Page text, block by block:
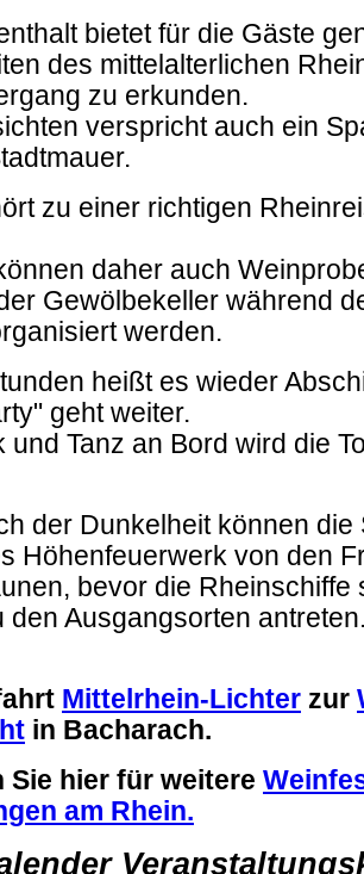
bietet für die Gäste
des mittelalterlichen
zu erkunden.
verspricht auch ein
zu einer richtigen
daher auch
Gewölbekeller während
werden.
heißt es wieder
geht weiter.
und Tanz an Bord wird die
der Dunkelheit können die
Höhenfeuerwerk von den
bevor die Rheinschiffe
den Ausgangsorten
Mittelrhein-Lichter zur
in Bacharach.
Sie hier für weitere
am Rhein.